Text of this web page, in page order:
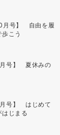
月号】 自由を履
こう
号】 夏休みの
号】 はじめて
じまる